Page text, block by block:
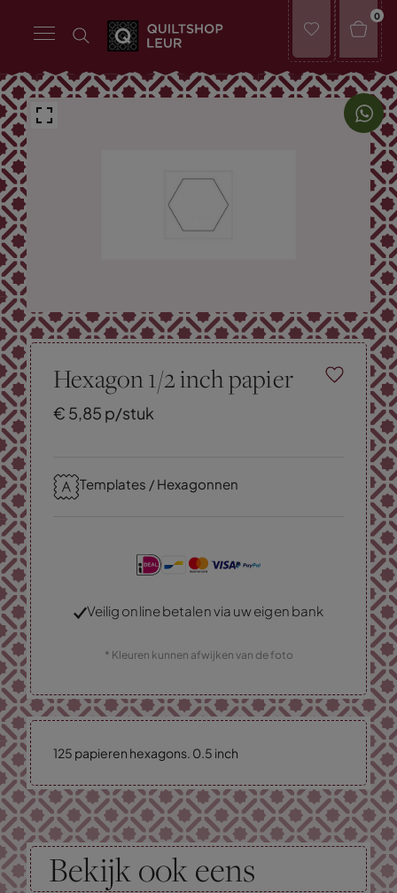
0
Hexagon 1/2 inch papier
€ 5,85 p/stuk
Templates / Hexagonnen
Veilig online betalen via uw eigen bank
* Kleuren kunnen afwijken van de foto
125 papieren hexagons. 0.5 inch
Bekijk ook eens